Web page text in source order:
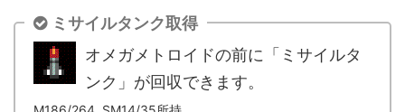
ミサイルタンク取得
オメガメトロイドの前に「ミサイルタ
ンク」が回収できます。